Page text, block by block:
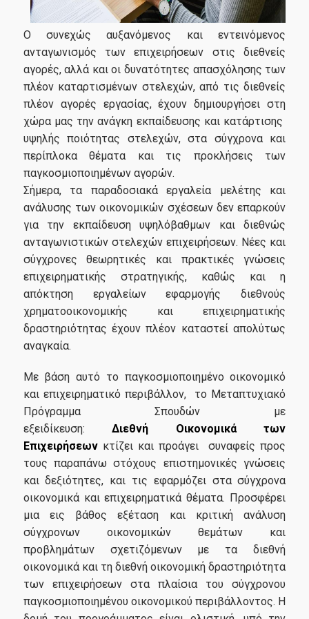
Οδηγός Σπουδών
Κανονισμός Σπουδών
Υποψήφιοι
Σε Ποιούς Απευθύνεται
Αιτήσεις
Δίδακτρα - Υποτροφίες
Καριέρα
Επαγγελματική Αποκατάσταση
Σεμινάριο Επαγγελματικής Ταυτότητας
Υπηρεσίες-Υποδομές
Webmail
e-Class
e-Grammateia
U-Register
Υπηρεσίες Διαδικτυακής Βοήθειας
Εγκαταστάσεις
Βιβλιοθήκη ΟΠΑ
Ο συνεχώς αυξανόμενος και εντεινόμενος
ανταγωνισμός των επιχειρήσεων στις διεθνείς
αγορές, αλλά και οι δυνατότητες απασχόλησης των
πλέον καταρτισμένων στελεχών, από τις διεθνείς
πλέον αγορές εργασίας, έχουν δημιουργήσει στη
χώρα μας την ανάγκη εκπαίδευσης και κατάρτισης
υψηλής ποιότητας στελεχών, στα σύγχρονα και
περίπλοκα θέματα και τις προκλήσεις των
παγκοσμιοποιημένων αγορών.
Σήμερα, τα παραδοσιακά εργαλεία μελέτης και
ανάλυσης των οικονομικών σχέσεων δεν επαρκούν
για την εκπαίδευση υψηλόβαθμων και διεθνώς
ανταγωνιστικών στελεχών επιχειρήσεων. Νέες και
σύγχρονες θεωρητικές και πρακτικές γνώσεις
επιχειρηματικής στρατηγικής, καθώς και η
απόκτηση εργαλείων εφαρμογής διεθνούς
χρηματοοικονομικής και επιχειρηματικής
δραστηριότητας έχουν πλέον καταστεί απολύτως
αναγκαία.
Με βάση αυτό το παγκοσμιοποιημένο οικονομικό
και επιχειρηματικό περιβάλλον, το Μεταπτυχιακό
Πρόγραμμα Σπουδών με
εξειδίκευση:Διεθνή Οικονομικά των
Επιχειρήσεωνκτίζει και προάγει συναφείς προς
τους παραπάνω στόχους επιστημονικές γνώσεις
και δεξιότητες, και τις εφαρμόζει στα σύγχρονα
οικονομικά και επιχειρηματικά θέματα. Προσφέρει
μια εις βάθος εξέταση και κριτική ανάλυση
σύγχρονων οικονομικών θεμάτων και
προβλημάτων σχετιζόμενων με τα διεθνή
οικονομικά και τη διεθνή οικονομική δραστηριότητα
των επιχειρήσεων στα πλαίσια του σύγχρονου
παγκοσμιοποιημένου οικονομικού περιβάλλοντος. Η